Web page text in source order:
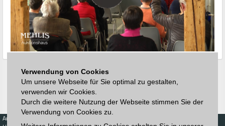
Verwendung von Cookies
Um unsere Webseite für Sie optimal zu gestalten,
verwenden wir Cookies.
Durch die weitere Nutzung der Webseite stimmen Sie der
Verwendung von Cookies zu.
Auctions
Buy